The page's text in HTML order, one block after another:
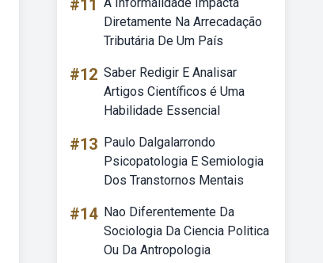
#11
Diretamente Na Arrecadação
Tributária De Um País
#12 Saber Redigir E Analisar
Artigos Científicos é Uma
Habilidade Essencial
#13 Paulo Dalgalarrondo
Psicopatologia E Semiologia
Dos Transtornos Mentais
#14 Nao Diferentemente Da
Sociologia Da Ciencia Politica
Ou Da Antropologia